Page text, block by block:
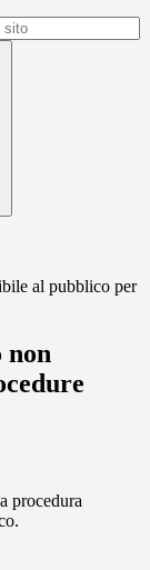
al pubblico per
non
procedura